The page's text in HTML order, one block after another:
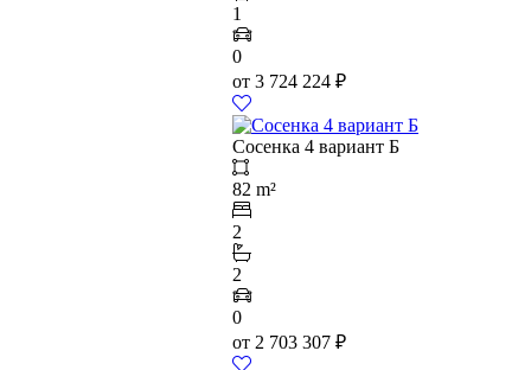
1
0
от 3 724 224 ₽
Сосенка 4 вариант Б
82 m²
2
2
0
от 2 703 307 ₽